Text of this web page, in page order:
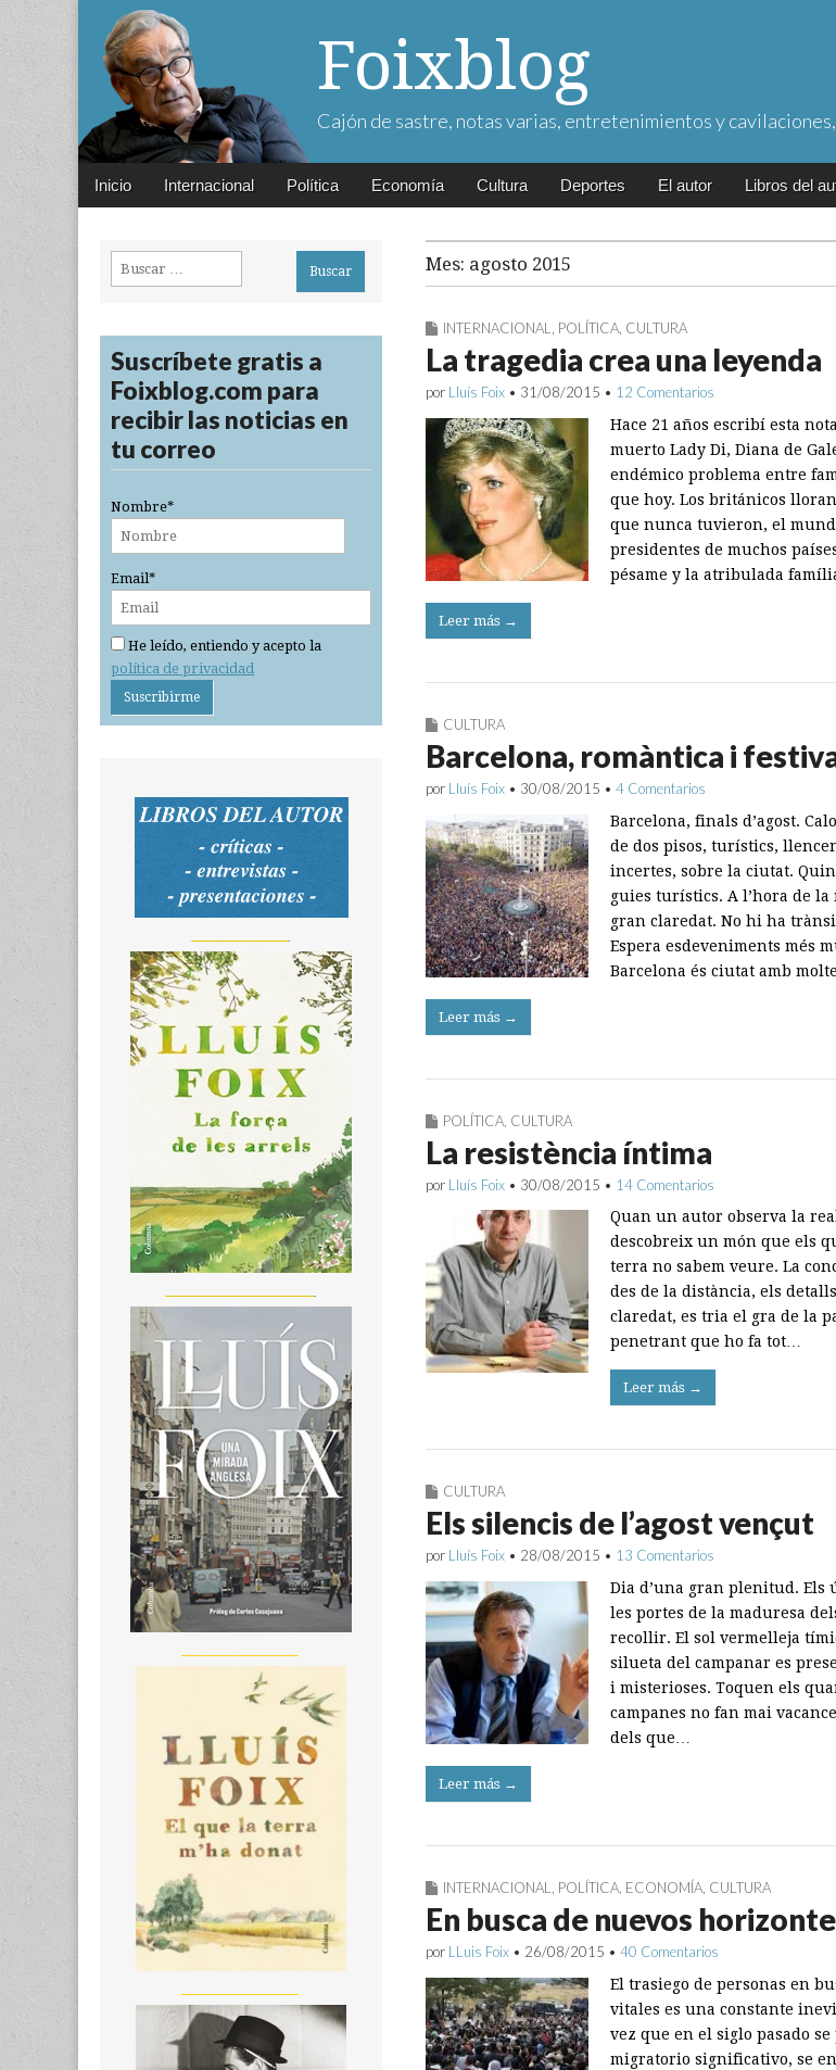
Foixblog
Cajón de sastre, notas varias, entretenimientos y
Main
Skip
Inicio Internacional Política Economía Cultura Deportes El autor Libros del
Mes: agosto 2015
INTERNACIONAL POLÍTICA CULTURA
La tragedia crea una leyenda
por Lluís Foix • 31/08/2015 • 12 Comentarios
Hace 21 años escribí esta
muerto Lady Di, Diana de
endémico problema entre
que hoy. Los británicos
que nunca tuvieron, el
presidentes de muchos
pésame y la atribulada
Leer más →
CULTURA
Barcelona, romàntica i
por Lluís Foix • 30/08/2015 • 4 Comentarios
Barcelona, finals d’agost.
de dos pisos, turístics,
incertes, sobre la ciutat.
guies turístics. A l’hora de la
gran claredat. No hi ha
Espera esdeveniments més
Barcelona és ciutat amb
Leer más →
POLÍTICA CULTURA
La resistència íntima
por Lluís Foix • 30/08/2015 • 14 Comentarios
Quan un autor observa la
descobreix un món que els
terra no sabem veure. La
des de la distància, els
claredat, es tria el gra de la
penetrant que ho fa tot…
Leer más →
CULTURA
Els silencis de l’agost vençut
por Lluís Foix • 28/08/2015 • 13 Comentarios
Dia d’una gran plenitud. Els
les portes de la maduresa
recollir. El sol vermelleja
silueta del campanar es
i misterioses. Toquen els
campanes no fan mai
dels que…
Leer más →
INTERNACIONAL POLÍTICA ECONOMÍA CULTURA
En busca de nuevos
por LLuis Foix • 26/08/2015 • 40 Comentarios
El trasiego de personas en
vitales es una constante
vez que en el siglo pasado
migratorio significativo, se
Buscar:
Suscríbete gratis a
Foixblog.com para
recibir las noticias en
tu correo
Nombre*
Email*
He leído, entiendo y acepto la
política de privacidad